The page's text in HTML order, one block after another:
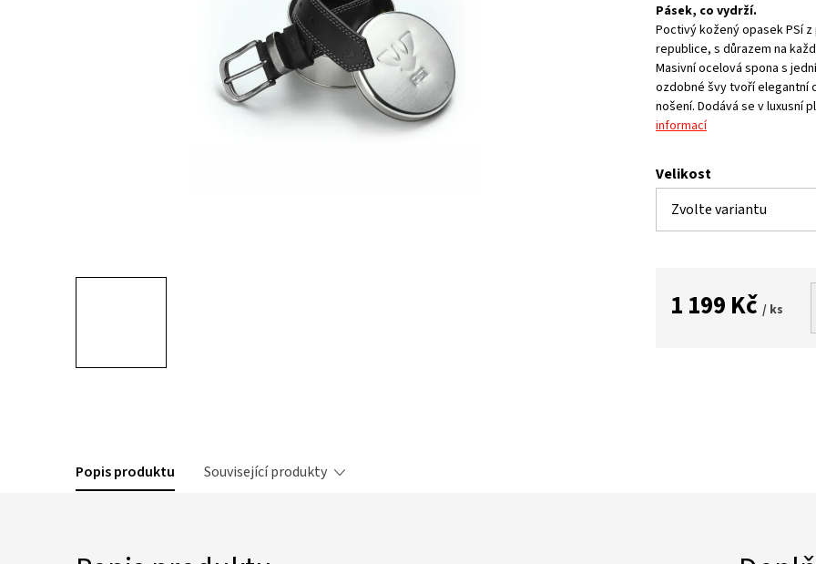
Pásek, co vydrží.
Poctivý kožený opasek PSí
republice, s důrazem na
Masivní ocelová spona s
ozdobné švy tvoří elegantní
nošení. Dodává se v luxusní
informací
Velikost
1 199 Kč / ks
Popis produktu Související produkty